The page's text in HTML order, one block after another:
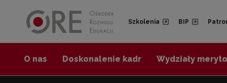
Szkolenia BIP
O nas Doskonalenie kadr Wydziały